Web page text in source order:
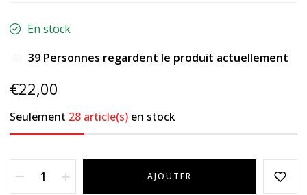
En stock
39 Personnes regardent le produit actuellement
€22,00
Seulement 28 article(s) en stock
AJOUTER